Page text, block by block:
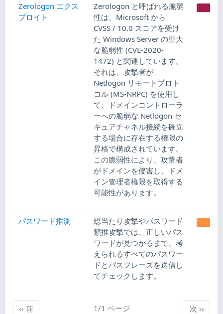
Zerologon エクス
プロイト
Zerologon と呼ばれる脆弱
性は、Microsoft から
CVSS / 10.0 スコアを受け
た Windows Server の重大
な脆弱性 (CVE-2020-
1472) と関連しています。
それは、攻撃者が
Netlogon リモートプロト
コル (MS-NRPC) を使用し
て、ドメインコントローラ
ーへの脆弱な Netlogon セ
キュアチャネル接続を確立
する場合に存在する権限の
昇格で構成されています。
この脆弱性により、攻撃者
がドメインを侵害し、ドメ
イン管理者権限を取得する
可能性があります。
パスワード推測
総当たり攻撃やパスワード
類推攻撃では、正しいパス
ワードが見つかるまで、考
えられるすべてのパスワー
ドとパスフレーズを送信し
てチェックします。
‹‹前前 1/1 ページ 次
次 ››